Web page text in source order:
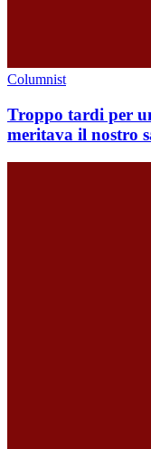
Columnist
Troppo tardi per
meritava il nostro